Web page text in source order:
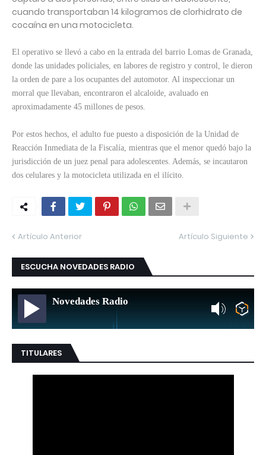
cuando transportaban 14 kilogramos de clorhidrato de
cocaína en una motocicleta.
El operativo se llevó a cabo en la entrada del barrio Lomas de Granada,
donde las unidades policiales, en labores de registro y control, le dieron
la orden de pare a los ocupantes del automotor. Al inspeccionar un
morral que llevaban, encontraron el alcaloide, avaluado en
aproximadamente 45 millones de pesos.
Por estos hechos, el adulto fue puesto a disposición de la Unidad de
Reacción Inmediata de la Fiscalía, mientras que el menor quedó bajo la
jurisdicción de un juez penal para adolescentes. Además, se incautaron
dos celulares y la motocicleta utilizada en el ilícito.
Artículo Anterior Artículo Siguiente
ESCUCHA NOVEDADES RADIO
Novedades Radio
TITULARES